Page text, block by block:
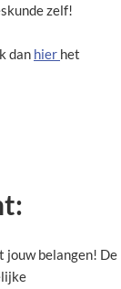
zelf!
dan hier het
jouw belangen! De